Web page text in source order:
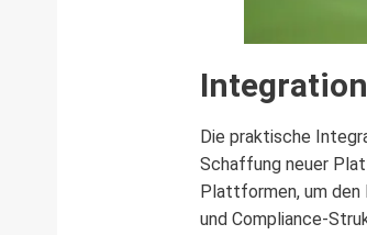
Die praktische
Schaffung neuer
Plattformen, um den
und Compliance-